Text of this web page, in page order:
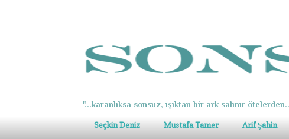
"...karanlıksa sonsuz, ışıktan bir ark salınır
Seçkin Deniz Mustafa Tamer Arif Şahin